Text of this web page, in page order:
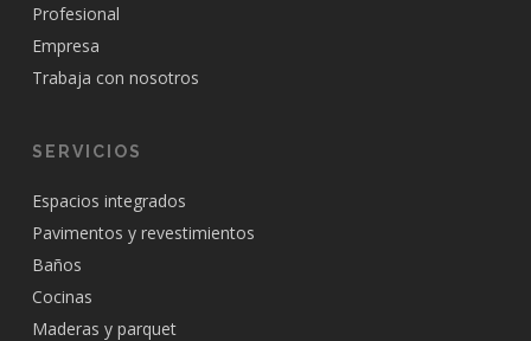
Profesional
Empresa
Trabaja con nosotros
SERVICIOS
Espacios integrados
Pavimentos y revestimientos
Baños
Cocinas
Maderas y parquet